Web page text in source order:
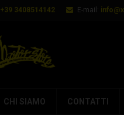
+39 3408514142 E-mail:
CHI SIAMO CONTATTI